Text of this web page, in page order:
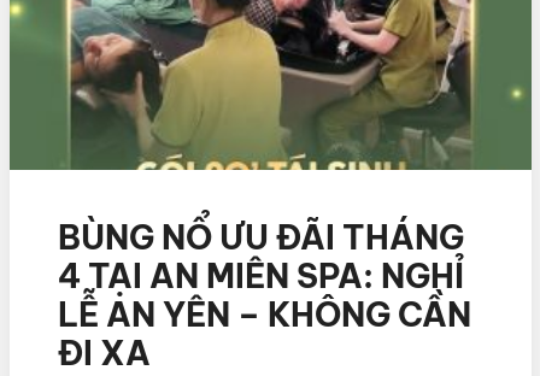
BÙNG NỔ ƯU ĐÃI THÁNG
4 TẠI AN MIÊN SPA: NGHỈ
LỄ AN YÊN – KHÔNG CẦN
ĐI XA